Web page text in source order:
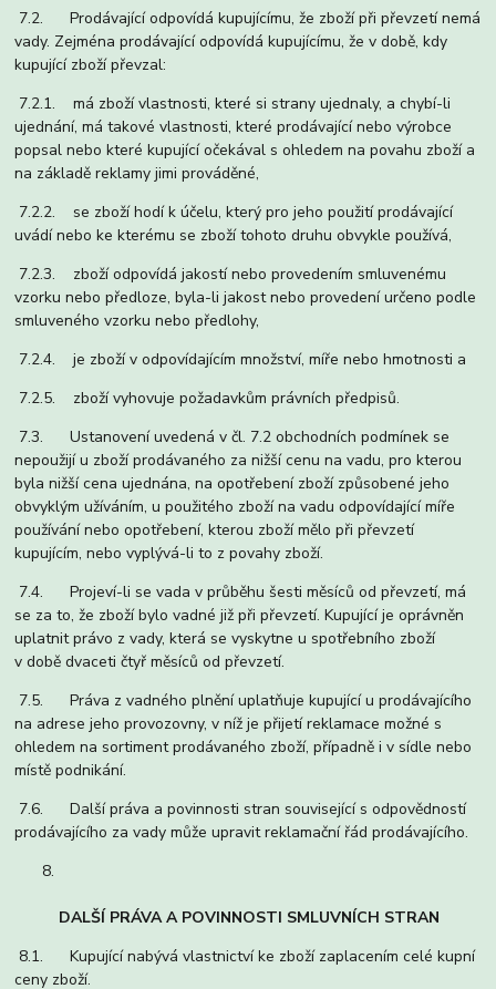
7.2. Prodávající odpovídá kupujícímu, že zboží při převzetí nemá
vady. Zejména prodávající odpovídá kupujícímu, že v době, kdy
kupující zboží převzal:
7.2.1. má zboží vlastnosti, které si strany ujednaly, a chybí-li
ujednání, má takové vlastnosti, které prodávající nebo výrobce
popsal nebo které kupující očekával s ohledem na povahu zboží a
na základě reklamy jimi prováděné,
7.2.2. se zboží hodí k účelu, který pro jeho použití prodávající
uvádí nebo ke kterému se zboží tohoto druhu obvykle používá,
7.2.3. zboží odpovídá jakostí nebo provedením smluvenému
vzorku nebo předloze, byla-li jakost nebo provedení určeno podle
smluveného vzorku nebo předlohy,
7.2.4. je zboží v odpovídajícím množství, míře nebo hmotnosti a
7.2.5. zboží vyhovuje požadavkům právních předpisů.
7.3. Ustanovení uvedená v čl. 7.2 obchodních podmínek se
nepoužijí u zboží prodávaného za nižší cenu na vadu, pro kterou
byla nižší cena ujednána, na opotřebení zboží způsobené jeho
obvyklým užíváním, u použitého zboží na vadu odpovídající míře
používání nebo opotřebení, kterou zboží mělo při převzetí
kupujícím, nebo vyplývá-li to z povahy zboží.
7.4. Projeví-li se vada v průběhu šesti měsíců od převzetí, má
se za to, že zboží bylo vadné již při převzetí. Kupující je oprávněn
uplatnit právo z vady, která se vyskytne u spotřebního zboží
v době dvaceti čtyř měsíců od převzetí.
7.5. Práva z vadného plnění uplatňuje kupující u prodávajícího
na adrese jeho provozovny, v níž je přijetí reklamace možné s
ohledem na sortiment prodávaného zboží, případně i v sídle nebo
místě podnikání.
7.6. Další práva a povinnosti stran související s odpovědností
prodávajícího za vady může upravit reklamační řád prodávajícího.
DALŠÍ PRÁVA A POVINNOSTI SMLUVNÍCH STRAN
8.1. Kupující nabývá vlastnictví ke zboží zaplacením celé kupní
ceny zboží.